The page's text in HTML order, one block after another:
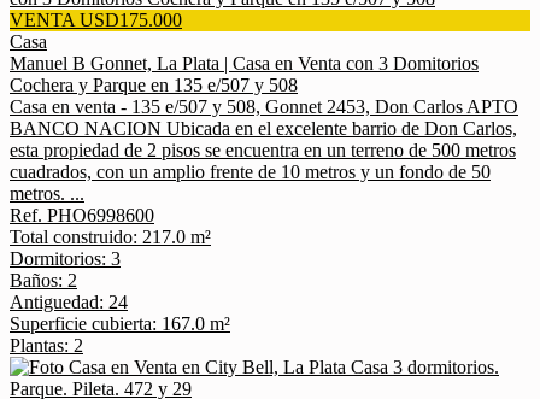
VENTA USD175.000
Casa
Manuel B Gonnet, La Plata | Casa en Venta con 3 Domitorios
Cochera y Parque en 135 e/507 y 508
Casa en venta - 135 e/507 y 508, Gonnet 2453, Don Carlos APTO
BANCO NACION Ubicada en el excelente barrio de Don Carlos,
esta propiedad de 2 pisos se encuentra en un terreno de 500 metros
cuadrados, con un amplio frente de 10 metros y un fondo de 50
metros. ...
Ref. PHO6998600
Total construido: 217.0 m²
Dormitorios: 3
Baños: 2
Antiguedad: 24
Superficie cubierta: 167.0 m²
Plantas: 2